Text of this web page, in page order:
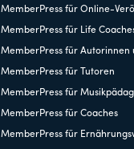
MemberPress für Online-
MemberPress für Life
MemberPress für Autorinnen
MemberPress für Tutoren
MemberPress für
MemberPress für Coaches
MemberPress für